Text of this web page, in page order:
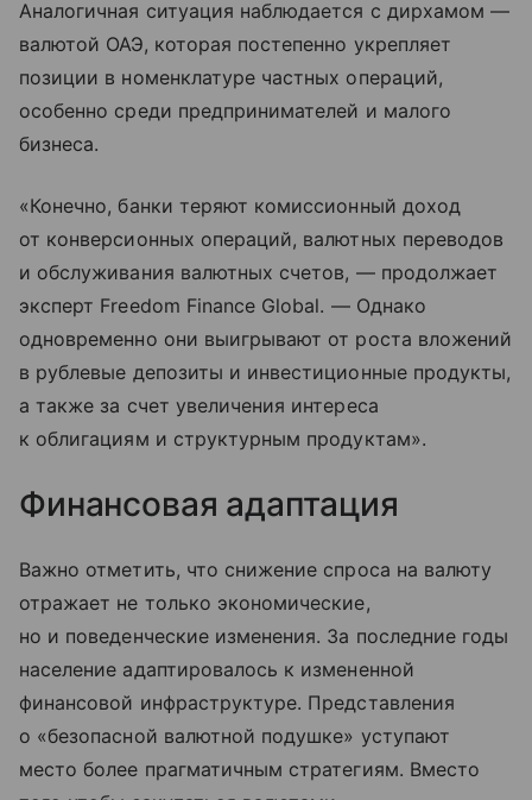
Аналогичная ситуация наблюдается с дирхамом —
валютой ОАЭ, которая постепенно укрепляет
позиции в номенклатуре частных операций,
особенно среди предпринимателей и малого
бизнеса.
«Конечно, банки теряют комиссионный доход
от конверсионных операций, валютных переводов
и обслуживания валютных счетов, — продолжает
эксперт Freedom Finance Global. — Однако
одновременно они выигрывают от роста вложений
в рублевые депозиты и инвестиционные продукты,
а также за счет увеличения интереса
к облигациям и структурным продуктам».
Финансовая адаптация
Важно отметить, что снижение спроса на валюту
отражает не только экономические,
но и поведенческие изменения. За последние годы
население адаптировалось к измененной
финансовой инфраструктуре. Представления
о «безопасной валютной подушке» уступают
место более прагматичным стратегиям. Вместо